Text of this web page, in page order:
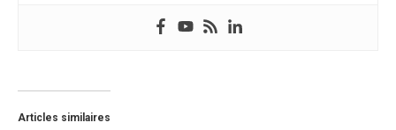
Articles similaires